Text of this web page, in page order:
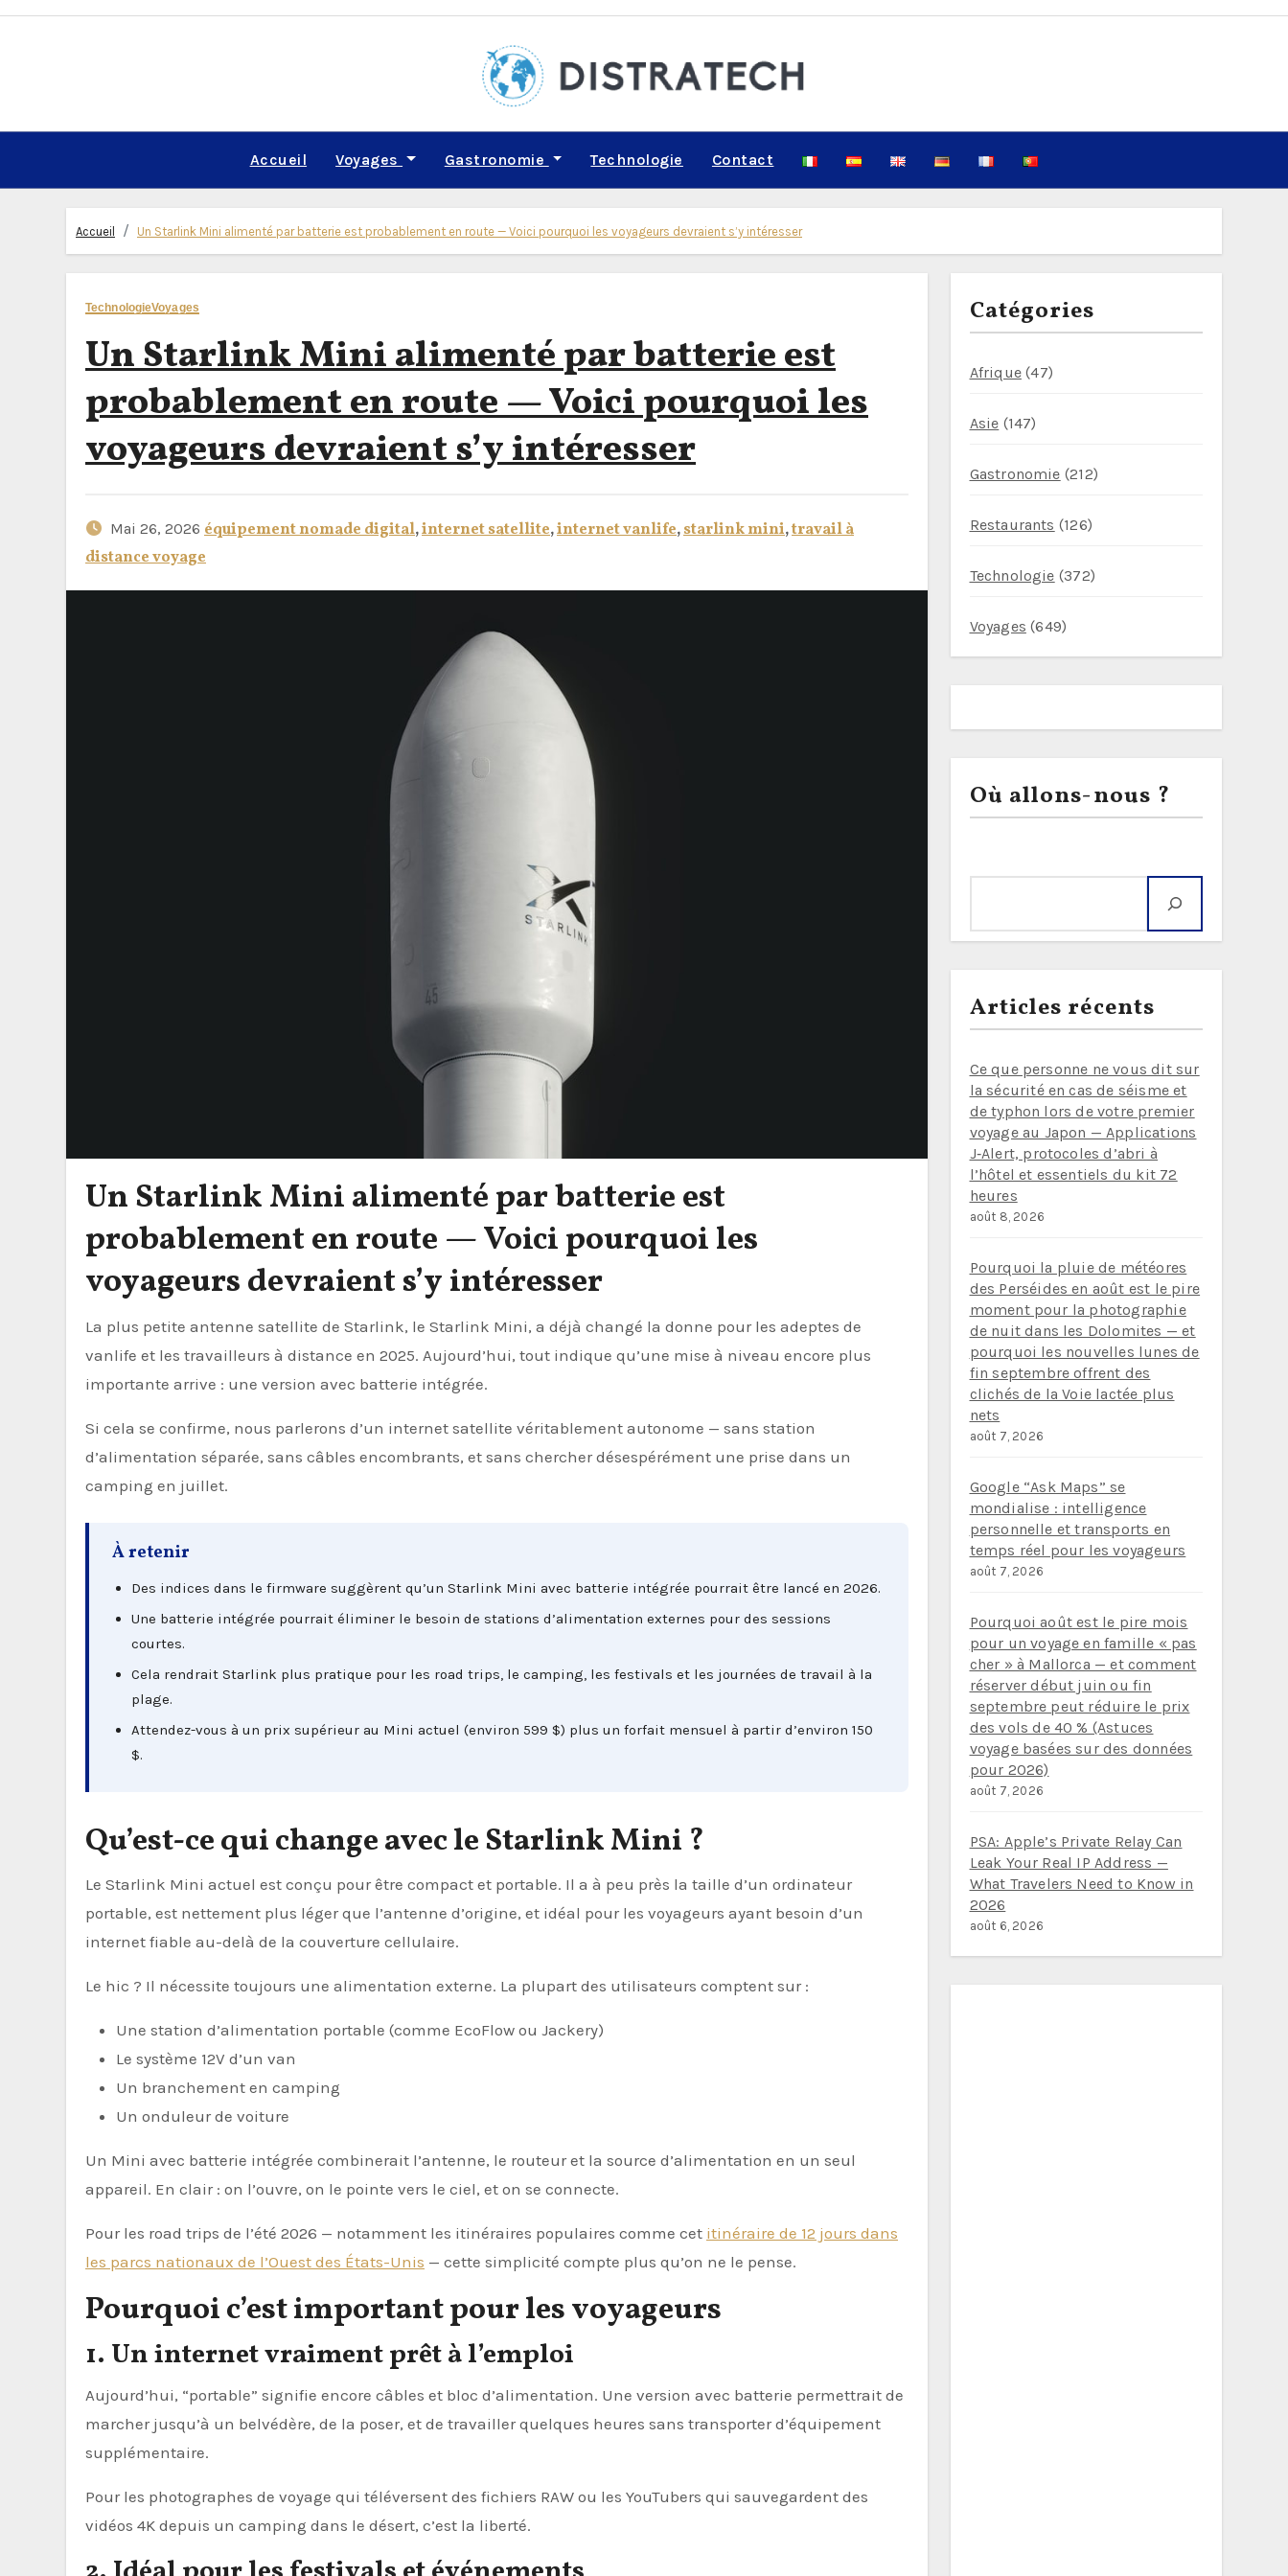
Skip
Accueil Voyages Gastronomie Technologie Contact
Accueil Un Starlink Mini alimenté par batterie est probablement en route — Voici pourquoi les voyageurs devraient s’y intéresser
TechnologieVoyages
Un Starlink Mini alimenté par batterie est
probablement en route — Voici pourquoi les
voyageurs devraient s’y intéresser
Mai 26, 2026 équipement nomade digital,internet satellite,internet vanlife,starlink mini,travail à
distance voyage
Un Starlink Mini alimenté par batterie est
probablement en route — Voici pourquoi les
voyageurs devraient s’y intéresser
La plus petite antenne satellite de Starlink, le Starlink Mini, a déjà changé la donne pour les adeptes de
vanlife et les travailleurs à distance en 2025. Aujourd’hui, tout indique qu’une mise à niveau encore plus
importante arrive : une version avec batterie intégrée.
Si cela se confirme, nous parlerons d’un internet satellite véritablement autonome — sans station
d’alimentation séparée, sans câbles encombrants, et sans chercher désespérément une prise dans un
camping en juillet.
À retenir
Des indices dans le firmware suggèrent qu’un Starlink Mini avec batterie intégrée pourrait être lancé en 2026.
Une batterie intégrée pourrait éliminer le besoin de stations d’alimentation externes pour des sessions
courtes.
Cela rendrait Starlink plus pratique pour les road trips, le camping, les festivals et les journées de travail à la
plage.
Attendez-vous à un prix supérieur au Mini actuel (environ 599 $) plus un forfait mensuel à partir d’environ 150
$.
Qu’est-ce qui change avec le Starlink Mini ?
Le Starlink Mini actuel est conçu pour être compact et portable. Il a à peu près la taille d’un ordinateur
portable, est nettement plus léger que l’antenne d’origine, et idéal pour les voyageurs ayant besoin d’un
internet fiable au-delà de la couverture cellulaire.
Le hic ? Il nécessite toujours une alimentation externe. La plupart des utilisateurs comptent sur :
Une station d’alimentation portable (comme EcoFlow ou Jackery)
Le système 12V d’un van
Un branchement en camping
Un onduleur de voiture
Un Mini avec batterie intégrée combinerait l’antenne, le routeur et la source d’alimentation en un seul
appareil. En clair : on l’ouvre, on le pointe vers le ciel, et on se connecte.
Pour les road trips de l’été 2026 — notamment les itinéraires populaires comme cet itinéraire de 12 jours dans
les parcs nationaux de l’Ouest des États-Unis — cette simplicité compte plus qu’on ne le pense.
Pourquoi c’est important pour les voyageurs
1. Un internet vraiment prêt à l’emploi
Aujourd’hui, “portable” signifie encore câbles et bloc d’alimentation. Une version avec batterie permettrait de
marcher jusqu’à un belvédère, de la poser, et de travailler quelques heures sans transporter d’équipement
supplémentaire.
Pour les photographes de voyage qui téléversent des fichiers RAW ou les YouTubers qui sauvegardent des
vidéos 4K depuis un camping dans le désert, c’est la liberté.
Catégories
Afrique(47)
Asie (147)
Gastronomie (212)
Restaurants (126)
Technologie (372)
Voyages (649)
Où allons-nous ?
Articles récents
Ce que personne ne vous dit sur
la sécurité en cas de séisme et
de typhon lors de votre premier
voyage au Japon — Applications
J‑Alert, protocoles d’abri à
l’hôtel et essentiels du kit 72
heures
août 8, 2026
Pourquoi la pluie de météores
des Perséides en août est le pire
moment pour la photographie
de nuit dans les Dolomites — et
pourquoi les nouvelles lunes de
fin septembre offrent des
clichés de la Voie lactée plus
nets
août 7, 2026
Google “Ask Maps” se
mondialise : intelligence
personnelle et transports en
temps réel pour les voyageurs
août 7, 2026
Pourquoi août est le pire mois
pour un voyage en famille « pas
cher » à Mallorca — et comment
réserver début juin ou fin
septembre peut réduire le prix
des vols de 40 % (Astuces
voyage basées sur des données
pour 2026)
août 7, 2026
PSA: Apple’s Private Relay Can
Leak Your Real IP Address —
What Travelers Need to Know in
2026
août 6, 2026